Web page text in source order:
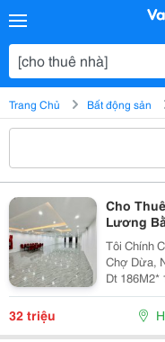
Trang Chủ Bất động sản
Cho
Lương
Tôi Chính
Chợ Dừa,
Dt 186M2*
Chính
Thoáng. -
32 triệu